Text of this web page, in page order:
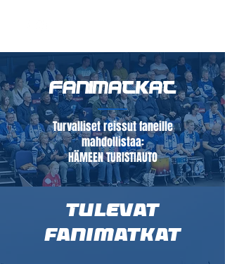
FANIMATKAT
Turvalliset reissut faneille
mahdollistaa:
HÄMEEN TURISTIAUTO
Tulevat
fanimatkat